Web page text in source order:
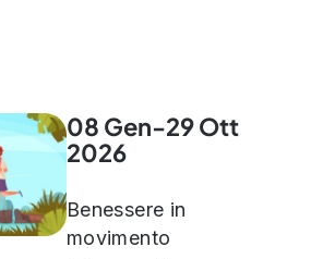
08 Gen-29 Ott
2026
Benessere in
movimento